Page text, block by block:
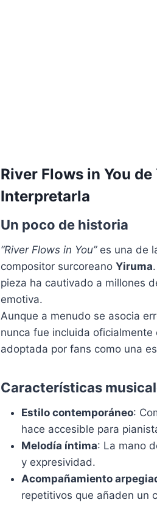
River Flows in You
Interpretarla
Un poco de historia
“River Flows in You”es una de
compositor surcoreano Yiruma
pieza ha cautivado a millones
emotiva.
Aunque a menudo se asocia
nunca fue incluida
adoptada por fans como una
Características
Estilo contemporáneo:
hace accesible para
Melodía íntima: La mano
y expresividad.
Acompañamiento
repetitivos que añaden un